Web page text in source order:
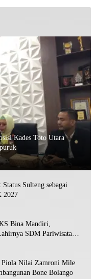
Kades Toto Utara
Sulteng sebagai
2027
Bina Mandiri,
SDM Pariwisata
Piola Nilai Zamroni Mile
Bone Bolango